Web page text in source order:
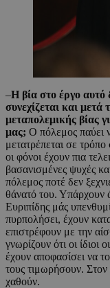
–Η βία στο έργο αυτό
συνεχίζεται και
μεταπολεμικής βίας
μας; Ο πόλεμος παύει
μετατρέπεται σε
οι φόνοι έχουν πια
βασανισμένες ψυχές
πόλεμος ποτέ δεν
θάνατό του. Υπάρχουν
Ευριπίδης μάς
πυρπολήσει, έχουν
επιστρέφουν με την
γνωρίζουν ότι οι ίδιοι
έχουν αποφασίσει να
τους τιμωρήσουν.
χαθούν.